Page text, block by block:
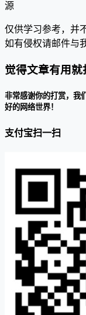
源
仅供学习参考，并
如有侵权请邮件与
觉得文章有用
非常感谢你的打赏，我
好的网络世界！
支付宝扫一扫